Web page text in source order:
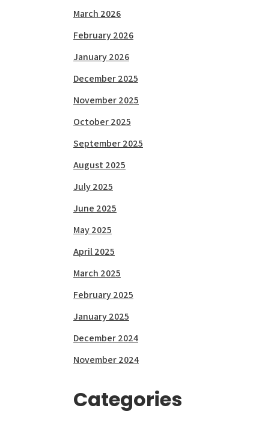
March 2026
February 2026
January 2026
December 2025
November 2025
October 2025
September 2025
August 2025
July 2025
June 2025
May 2025
April 2025
March 2025
February 2025
January 2025
December 2024
November 2024
Categories